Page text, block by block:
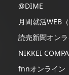
@DIME
月間就活WEB
読売新聞オン
NIKKEI
fnnオンライン